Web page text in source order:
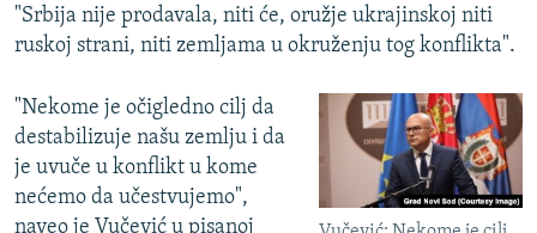
"Srbija nije prodavala, niti će, oružje ukrajinskoj niti
ruskoj strani, niti zemljama u okruženju tog konflikta".
"Nekome je očigledno cilj da
destabilizuje našu zemlju i da
je uvuče u konflikt u kome
nećemo da učestvujemo",
naveo je Vučević u pisanoj